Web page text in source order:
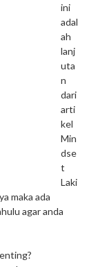
ini
adal
ah
lanj
uta
n
dari
arti
kel
Min
dse
t
Laki
maka ada
agar anda